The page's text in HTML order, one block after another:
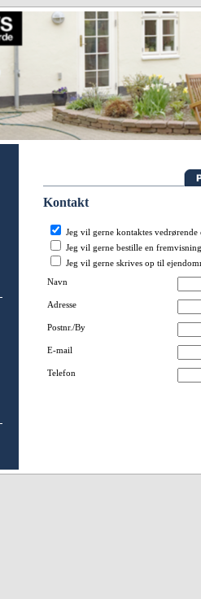
Kontakt
Jeg vil gerne kontaktes vedrørende
Jeg vil gerne bestille en fremvisning
Jeg vil gerne skrives op til
Navn
Adresse
Postnr./By
E-mail
Telefon